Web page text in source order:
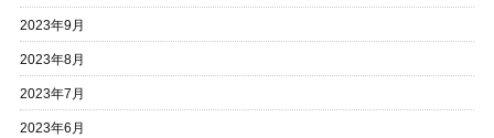
2023年9月
2023年8月
2023年7月
2023年6月